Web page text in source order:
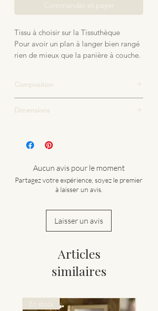
Commander et payer
Tissu à choisir sur la Tissuthèque
Pour avoir un plan à langer bien rangé
rien de mieux que la panière à couche.
pour toutes les tailles de couches.
L'intérieur de la panière est en tissu uni
blanc.
Composition
Thermollant intérieur rigide
Dimensions
Aucun avis pour le moment
Partagez votre expérience, soyez le premier
à laisser un avis.
Laisser un avis
Articles
similaires
En stock